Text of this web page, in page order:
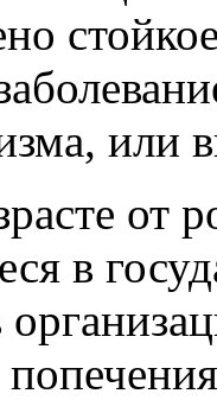
или
от
в